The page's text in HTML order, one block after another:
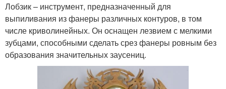
Лобзик – инструмент, предназначенный для
выпиливания из фанеры различных контуров, в том
числе криволинейных. Он оснащен лезвием с мелкими
зубцами, способными сделать срез фанеры ровным без
образования значительных заусениц.